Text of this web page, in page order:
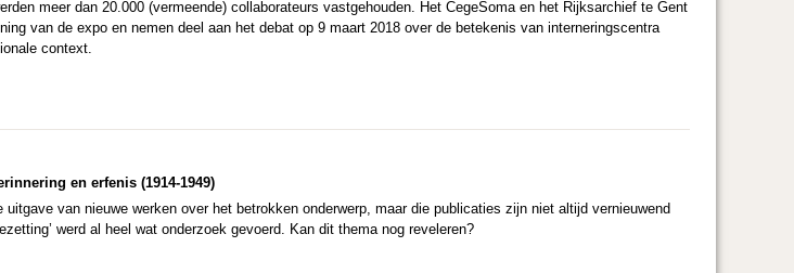
meer dan 20.000 (vermeende) collaborateurs vastgehouden. Het CegeSoma en het Rijksarchief te Gent
van de expo en nemen deel aan het debat op 9 maart 2018 over de betekenis van interneringscentra
context.
en erfenis (1914-1949)
van nieuwe werken over het betrokken onderwerp, maar die publicaties zijn niet altijd vernieuwend
werd al heel wat onderzoek gevoerd. Kan dit thema nog reveleren?